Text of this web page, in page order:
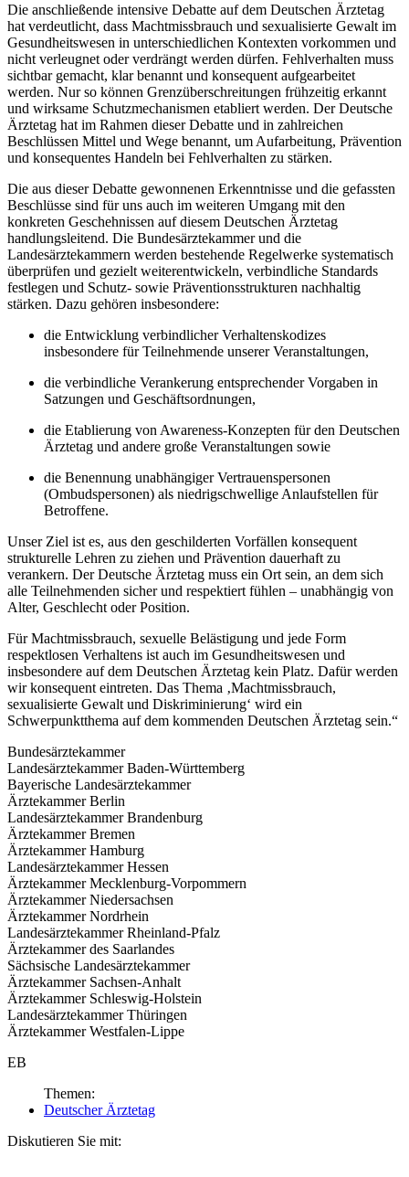
Die anschließende intensive Debatte auf dem Deutschen Ärztetag
hat verdeutlicht, dass Machtmissbrauch und sexualisierte Gewalt im
Gesundheitswesen in unterschiedlichen Kontexten vorkommen und
nicht verleugnet oder verdrängt werden dürfen. Fehlverhalten muss
sichtbar gemacht, klar benannt und konsequent aufgearbeitet
werden. Nur so können Grenzüberschreitungen frühzeitig erkannt
und wirksame Schutzmechanismen etabliert werden. Der Deutsche
Ärztetag hat im Rahmen dieser Debatte und in zahlreichen
Beschlüssen Mittel und Wege benannt, um Aufarbeitung, Prävention
und konsequentes Handeln bei Fehlverhalten zu stärken.
Die aus dieser Debatte gewonnenen Erkenntnisse und die gefassten
Beschlüsse sind für uns auch im weiteren Umgang mit den
konkreten Geschehnissen auf diesem Deutschen Ärztetag
handlungsleitend. Die Bundesärztekammer und die
Landesärztekammern werden bestehende Regelwerke systematisch
überprüfen und gezielt weiterentwickeln, verbindliche Standards
festlegen und Schutz- sowie Präventionsstrukturen nachhaltig
stärken. Dazu gehören insbesondere:
die Entwicklung verbindlicher Verhaltenskodizes
insbesondere für Teilnehmende unserer Veranstaltungen,
die verbindliche Verankerung entsprechender Vorgaben in
Satzungen und Geschäftsordnungen,
die Etablierung von Awareness-Konzepten für den Deutschen
Ärztetag und andere große Veranstaltungen sowie
die Benennung unabhängiger Vertrauenspersonen
(Ombudspersonen) als niedrigschwellige Anlaufstellen für
Betroffene.
Unser Ziel ist es, aus den geschilderten Vorfällen konsequent
strukturelle Lehren zu ziehen und Prävention dauerhaft zu
verankern. Der Deutsche Ärztetag muss ein Ort sein, an dem sich
alle Teilnehmenden sicher und respektiert fühlen – unabhängig von
Alter, Geschlecht oder Position.
Für Machtmissbrauch, sexuelle Belästigung und jede Form
respektlosen Verhaltens ist auch im Gesundheitswesen und
insbesondere auf dem Deutschen Ärztetag kein Platz. Dafür werden
wir konsequent eintreten. Das Thema ‚Machtmissbrauch,
sexualisierte Gewalt und Diskriminierung‘ wird ein
Schwerpunktthema auf dem kommenden Deutschen Ärztetag sein.“
Bundesärztekammer
Landesärztekammer Baden-Württemberg
Bayerische Landesärztekammer
Ärztekammer Berlin
Landesärztekammer Brandenburg
Ärztekammer Bremen
Ärztekammer Hamburg
Landesärztekammer Hessen
Ärztekammer Mecklenburg-Vorpommern
Ärztekammer Niedersachsen
Ärztekammer Nordrhein
Landesärztekammer Rheinland-Pfalz
Ärztekammer des Saarlandes
Sächsische Landesärztekammer
Ärztekammer Sachsen-Anhalt
Ärztekammer Schleswig-Holstein
Landesärztekammer Thüringen
Ärztekammer Westfalen-Lippe
EB
Themen:
Deutscher Ärztetag
Diskutieren Sie mit: